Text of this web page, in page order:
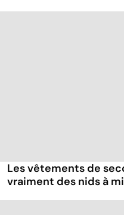
Les vêtements de
vraiment des nids à